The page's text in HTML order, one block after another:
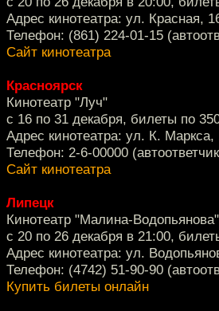
Адрес кинотеатра: ул. Красная,
Телефон: (861) 224-01-15
Сайт кинотеатра
Красноярск
Кинотеатр "Луч"
с 16 по 31 декабря, билеты по
Адрес кинотеатра: ул. К. Маркса,
Телефон: 2-6-00000
Сайт кинотеатра
Липецк
Кинотеатр "Малина-
с 20 по 26 декабря в 21:00,
Адрес кинотеатра: ул.
Телефон: (4742) 51-90-90
Купить билеты онлайн